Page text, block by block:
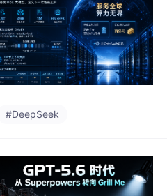
#DeepSeek